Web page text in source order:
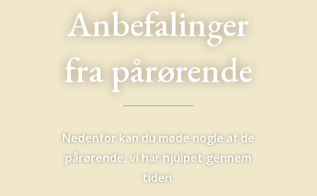
Anbefalinger
fra pårørende
Nedenfor kan du møde nogle af de
pårørende, vi har hjulpet gennem
tiden.